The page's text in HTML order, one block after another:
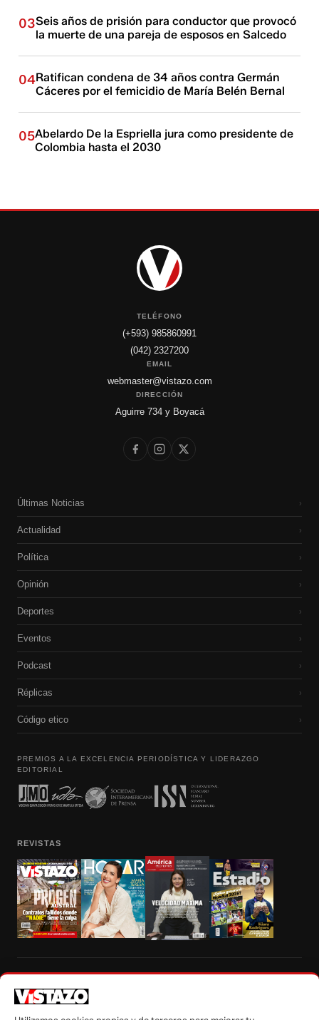
03Seis años de prisión para conductor que provocó
la muerte de una pareja de esposos en Salcedo
04Ratifican condena de 34 años contra Germán
Cáceres por el femicidio de María Belén Bernal
05Abelardo De la Espriella jura como presidente de
Colombia hasta el 2030
TELÉFONO
(+593) 985860991
(042) 2327200
EMAIL
webmaster@vistazo.com
DIRECCIÓN
Aguirre 734 y Boyacá
Últimas Noticias ›
Actualidad ›
Política ›
Opinión ›
Deportes ›
Eventos ›
Podcast ›
Réplicas ›
Código etico ›
PREMIOS A LA EXCELENCIA PERIODÍSTICA Y LIDERAZGO
EDITORIAL
REVISTAS
autorización escrita de su titular, de todos los contenidos de Vistazo.com.